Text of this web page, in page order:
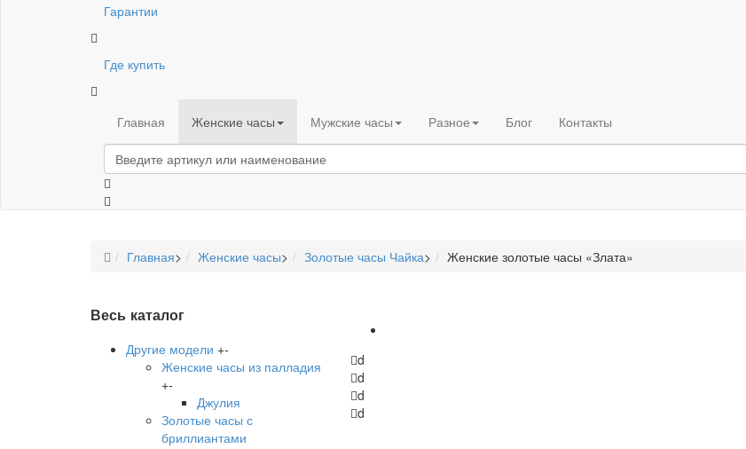
Гарантии
Где купить
Главная Женские часы Мужские часы Разное Блог Контакты
Главная> Женские часы> Золотые часы Чайка> Женские золотые часы «Злата»
Весь каталог
Другие модели +-
Женские часы из палладия
+-
Джулия
Золотые часы с
бриллиантами
d
d
d
d